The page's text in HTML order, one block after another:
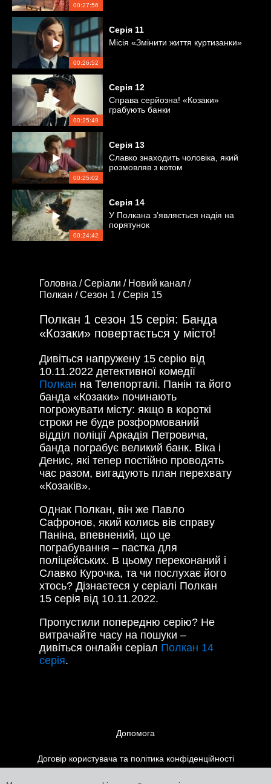
00:27:56
00:26:52
Серія 11
Місія «Змінити життя куртизанки»
00:25:49
Серія 12
Справа серйозна! «Козаки»
грабують банки
00:25:02
Серія 13
Славко знаходить чоловіка, який
розмовляв з котом
00:24:42
Серія 14
У Полкана з’являється надія на
порятунок
Головна /Серіали / Новий канал /
Полкан /Сезон 1 /Серія 15
Полкан 1 сезон 15 серія: Банда
«Козаки» повертається у місто!
Дивіться напружену 15 серію від
10.11.2022 детективної комедії
Полкан на Телепорталі. Панін та його
банда «Козаки» починають
погрожувати місту: якщо в короткі
строки не буде розформований
відділ поліції Аркадія Петровича,
банда пограбує великий банк. Віка і
Денис, які тепер постійно проводять
час разом, вигадують план перехвату
«Козаків».
Однак Полкан, він же Павло
Сафронов, який колись вів справу
Паніна, впевнений, що це
пограбування – пастка для
поліцейських. В цьому переконаний і
Славко Курочка, та чи послухає його
хтось? Дізнаєтеся у серіалі Полкан
15 серія від 10.11.2022.
Пропустили попередню серію? Не
витрачайте часу на пошуки –
дивіться онлайн серіал Полкан 14
серія.
Допомога
Договір користувача та політика конфіденційності